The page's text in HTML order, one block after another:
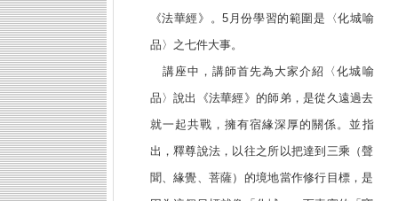
《法華經》。5月份學習的範圍是〈化城喻
品〉之七件大事。
講座中，講師首先為大家介紹〈化城喻
品〉說出《法華經》的師弟，是從久遠過去
就一起共戰，擁有宿緣深厚的關係。並指
出，釋尊說法，以往之所以把達到三乘（聲
聞、緣覺、菩薩）的境地當作修行目標，是